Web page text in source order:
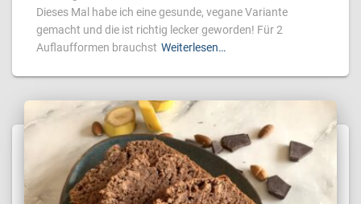
Dieses Mal habe ich eine gesunde, vegane Variante
gemacht und die ist richtig lecker geworden! Für 2
Auflaufformen brauchst Weiterlesen…